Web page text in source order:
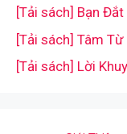
[Tải sách] Bạn Đắt
[Tải sách] Tâm Từ
[Tải sách] Lời